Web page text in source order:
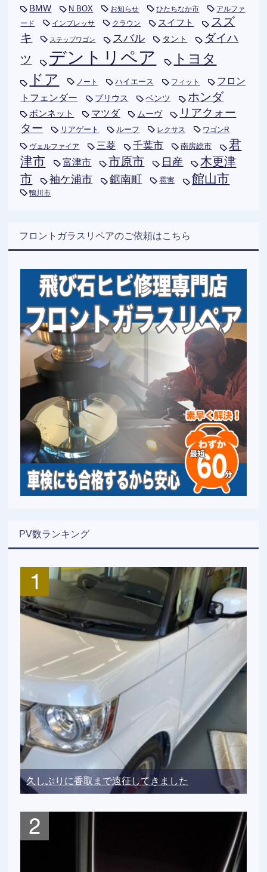
BMW N BOX お知らせ ひたちなか市
アルファ
ード
インプレッサ クラウン スイフト
スズ
キ
ステップワゴン スバル タント
ダイハ
ツ
デントリペア
トヨタ
ドア
ノート ハイエース フィット
フロン
トフェンダー
プリウス ベンツ ホンダ
ボンネット マツダ ムーヴ
リアクォー
ター
リアゲート ルーフ レクサス ワゴンR
ヴェルファイア 三菱 千葉市 南房総市
君
津市
富津市 市原市 日産
木更津
市
袖ケ浦市 鋸南町 雹害 館山市
鴨川市
フロントガラスリペアのご依頼はこちら
PV数ランキング
久しぶりに香取まで遠征してきました